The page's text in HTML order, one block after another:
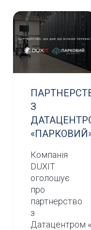
З
Компанія
DUXIT
оголошує
про
партнерство
з